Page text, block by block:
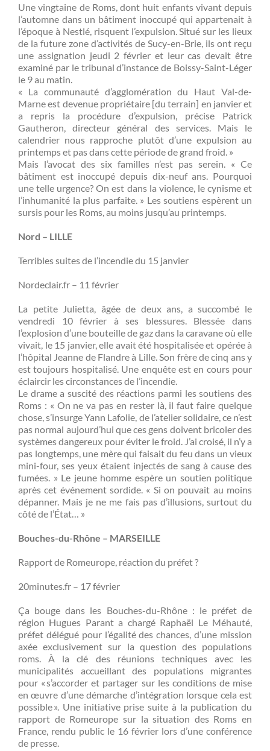
Une vingtaine de Roms, dont huit enfants vivant depuis
l’automne dans un bâtiment inoccupé qui appartenait à
l’époque à Nestlé, risquent l’expulsion. Situé sur les lieux
de la future zone d’activités de Sucy-en-Brie, ils ont reçu
une assignation jeudi 2 février et leur cas devait être
examiné par le tribunal d’instance de Boissy-Saint-Léger
le 9 au matin.
« La communauté d’agglomération du Haut Val-de-
Marne est devenue propriétaire [du terrain] en janvier et
a repris la procédure d’expulsion, précise Patrick
Gautheron, directeur général des services. Mais le
calendrier nous rapproche plutôt d’une expulsion au
printemps et pas dans cette période de grand froid. »
Mais l’avocat des six familles n’est pas serein. « Ce
bâtiment est inoccupé depuis dix-neuf ans. Pourquoi
une telle urgence? On est dans la violence, le cynisme et
l’inhumanité la plus parfaite. » Les soutiens espèrent un
sursis pour les Roms, au moins jusqu’au printemps.
Nord – LILLE
Terribles suites de l’incendie du 15 janvier
Nordeclair.fr – 11 février
La petite Julietta, âgée de deux ans, a succombé le
vendredi 10 février à ses blessures. Blessée dans
l’explosion d’une bouteille de gaz dans la caravane où elle
vivait, le 15 janvier, elle avait été hospitalisée et opérée à
l’hôpital Jeanne de Flandre à Lille. Son frère de cinq ans y
est toujours hospitalisé. Une enquête est en cours pour
éclaircir les circonstances de l’incendie.
Le drame a suscité des réactions parmi les soutiens des
Roms : « On ne va pas en rester là, il faut faire quelque
chose, s’insurge Yann Lafolie, de l’atelier solidaire, ce n’est
pas normal aujourd’hui que ces gens doivent bricoler des
systèmes dangereux pour éviter le froid. J’ai croisé, il n’y a
pas longtemps, une mère qui faisait du feu dans un vieux
mini-four, ses yeux étaient injectés de sang à cause des
fumées. » Le jeune homme espère un soutien politique
après cet événement sordide. « Si on pouvait au moins
dépanner. Mais je ne me fais pas d’illusions, surtout du
côté de l’État… »
Bouches-du-Rhône – MARSEILLE
Rapport de Romeurope, réaction du préfet ?
20minutes.fr – 17 février
Ça bouge dans les Bouches-du-Rhône : le préfet de
région Hugues Parant a chargé Raphaël Le Méhauté,
préfet délégué pour l’égalité des chances, d’une mission
axée exclusivement sur la question des populations
roms. À la clé des réunions techniques avec les
municipalités accueillant des populations migrantes
pour « s’accorder et partager sur les conditions de mise
en œuvre d’une démarche d’intégration lorsque cela est
possible ». Une initiative prise suite à la publication du
rapport de Romeurope sur la situation des Roms en
France, rendu public le 16 février lors d’une conférence
de presse.